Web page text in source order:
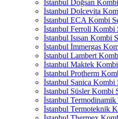
İstanbul Doğsan
İstanbul Dolcevita
İstanbul ECA Kombi
İstanbul Ferroli Kombi
İstanbul Isısan Kombi
İstanbul İmmergas
İstanbul Lambert
İstanbul Maktek
İstanbul Protherm
İstanbul Sanica Kombi
İstanbul Süsler Kombi
İstanbul
İstanbul Termoteknik